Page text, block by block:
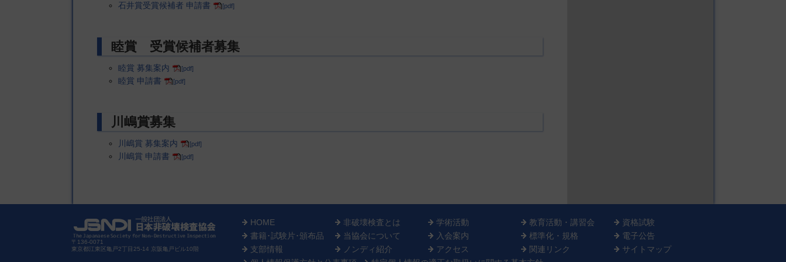
石井賞受賞候補者 申請書 [pdf]
睦賞 受賞候補者募集
睦賞 募集案内 [pdf]
睦賞 申請書 [pdf]
川嶋賞募集
川嶋賞 募集案内 [pdf]
川嶋賞 申請書 [pdf]
〒136-0071
東京都江東区亀戸2丁目25-14 京阪亀戸ビル10階
HOME 非破壊検査とは 学術活動 教育活動・講習会
資格試験
書籍･試験片･頒布品
当協会について 入会案内 標準化・規格
電子公告
支部情報
ノンディ紹介 アクセス 関連リンク
サイトマップ